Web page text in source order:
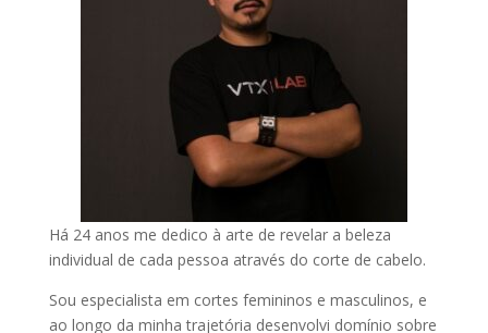
Há 24 anos me dedico à arte de revelar a beleza
individual de cada pessoa através do corte de cabelo.
Sou especialista em cortes femininos e masculinos, e
ao longo da minha trajetória desenvolvi domínio sobre